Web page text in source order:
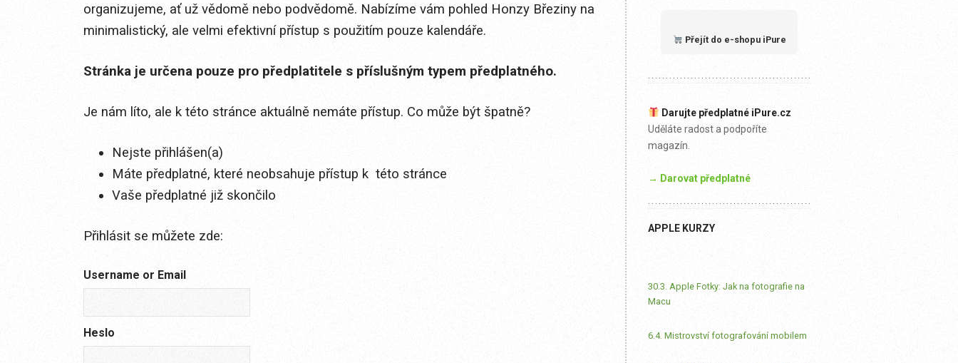
organizujeme, ať už vědomě nebo podvědomě. Nabízíme vám pohled Honzy Březiny na
minimalistický, ale velmi efektivní přístup s použitím pouze kalendáře.
Stránka je určena pouze pro předplatitele s příslušným typem předplatného.
Je nám líto, ale k této stránce aktuálně nemáte přístup. Co může být špatně?
Nejste přihlášen(a)
Máte předplatné, které neobsahuje přístup k této stránce
Vaše předplatné již skončilo
Přihlásit se můžete zde:
Username or Email
Heslo
Přejít do e-shopu iPure
Darujte předplatné iPure.cz
Uděláte radost a podpoříte
magazín.
→ Darovat předplatné
APPLE KURZY
30.3. Apple Fotky: Jak na fotografie na
Macu
6.4. Mistrovství fotografování mobilem